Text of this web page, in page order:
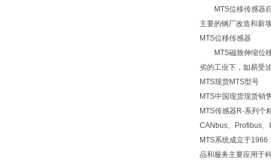
MTS位移传感器自
主要的钢厂改造和新
MTS位移传感器
MTS磁致伸缩位移
劣的工业下，如易受
MTS现货MTS型号
MTS中国现货现货销
MTS传感器R-系列个
CANbus、Profibus、
MTS系统成立于
品和服务主要应用于